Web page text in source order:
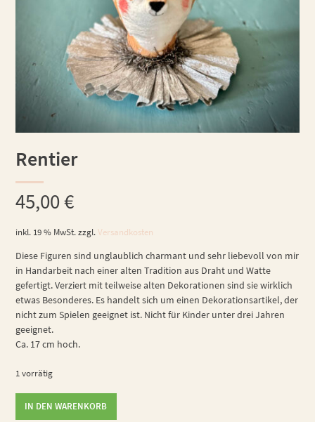
Rentier
45,00€
inkl. 19 % MwSt. zzgl.Versandkosten
Diese Figuren sind unglaublich charmant und sehr liebevoll von mir
in Handarbeit nach einer alten Tradition aus Draht und Watte
gefertigt. Verziert mit teilweise alten Dekorationen sind sie wirklich
etwas Besonderes. Es handelt sich um einen Dekorationsartikel, der
nicht zum Spielen geeignet ist. Nicht für Kinder unter drei Jahren
geeignet.
Ca. 17 cm hoch.
1 vorrätig
IN DEN WARENKORB